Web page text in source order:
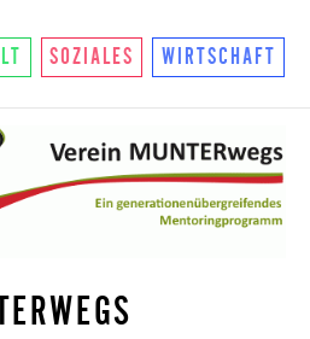
SOZIALES WIRTSCHAFT